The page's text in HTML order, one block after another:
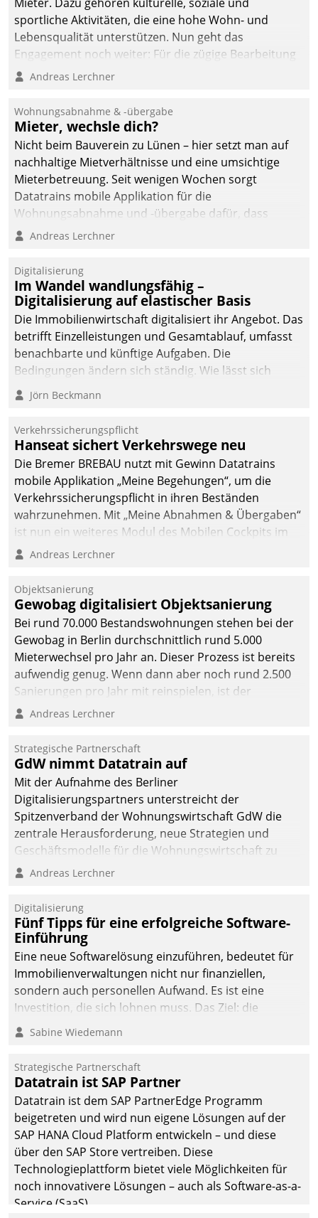
sportliche Aktivitäten, die eine hohe Wohn- und
Lebensqualität unterstützen. Nun geht das
Engagement noch weiter: Für die zügige Bearbeitung
von Beschwerden – oder Lob – richtet das
und Beschwerde-Management einen eigenen Kanal
ein.
Andreas Lerchner
Wohnungsabnahme & -übergabe
Mieter, wechsle dich?
Nicht beim Bauverein zu Lünen – hier setzt man auf
nachhaltige Mietverhältnisse und eine umsichtige
Mieterbetreuung. Seit wenigen Wochen sorgt
Datatrains mobile Applikation für die
Wohnungsabnahme und -übergabe dafür, dass
Mieter wohlgeordnet kommen und, so es sein muss,
Andreas Lerchner
Digitalisierung
Im Wandel wandlungsfähig –
Digitalisierung auf elastischer Basis
Die Immobilienwirtschaft digitalisiert ihr Angebot. Das
betrifft Einzelleistungen und Gesamtablauf, umfasst
benachbarte und künftige Aufgaben. Die
Bedingungen ändern sich ständig. Wie lässt sich
technisch die Kontrolle wahren und zugleich Freiraum
fürs Wachsen öffnen?
Jörn Beckmann
Verkehrssicherungspflicht
Hanseat sichert Verkehrswege neu
Die Bremer BREBAU nutzt mit Gewinn Datatrains
mobile Applikation „Meine Begehungen“, um die
Verkehrssicherungspflicht in ihren Beständen
wahrzunehmen. Mit „Meine Abnahmen & Übergaben“
ist nun ein weiteres Modul des Mobilen Cockpits im
Einsatz.
Andreas Lerchner
Objektsanierung
Gewobag digitalisiert Objektsanierung
Bei rund 70.000 Bestandswohnungen stehen bei der
Gewobag in Berlin durchschnittlich rund 5.000
Mieterwechsel pro Jahr an. Dieser Prozess ist bereits
aufwendig genug. Wenn dann aber noch rund 2.500
Sanierungen pro Jahr mit reinspielen, ist der
Betreuungs- und Organisationsaufwand immens. Im
kommunale Wohnungsbauunternehmen daher
gemeinsam mit der Berliner Datatrain GmbH den
Teilprozess der Objektsanierung digitalisiert.
Andreas Lerchner
Strategische Partnerschaft
GdW nimmt Datatrain auf
Mit der Aufnahme des Berliner
Digitalisierungspartners unterstreicht der
Spitzenverband der Wohnungswirtschaft GdW die
zentrale Herausforderung, neue Strategien und
Geschäftsmodelle für die Wohnungswirtschaft zu
entwickeln.
Andreas Lerchner
Digitalisierung
Fünf Tipps für eine erfolgreiche Software-
Einführung
Eine neue Softwarelösung einzuführen, bedeutet für
Immobilienverwaltungen nicht nur finanziellen,
sondern auch personellen Aufwand. Es ist eine
Investition, die sich lohnen muss. Das Ziel: die
nachhaltige Optimierung der Geschäftsabläufe. Damit
dieses Ziel erreicht wird, sollten einige Grundregeln
Sabine Wiedemann
Strategische Partnerschaft
Datatrain ist SAP Partner
Datatrain ist dem SAP PartnerEdge Programm
beigetreten und wird nun eigene Lösungen auf der
SAP HANA Cloud Platform entwickeln – und diese
über den SAP Store vertreiben. Diese
Technologieplattform bietet viele Möglichkeiten für
noch innovativere Lösungen – auch als Software-as-a-
Service (SaaS).